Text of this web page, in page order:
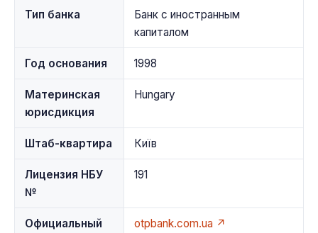
Тип банка
Банк с иностранным
капиталом
Год основания 1998
Материнская
юрисдикция
Hungary
Штаб-квартира Київ
Лицензия НБУ
№
191
Официальный
otpbank.com.ua ↗